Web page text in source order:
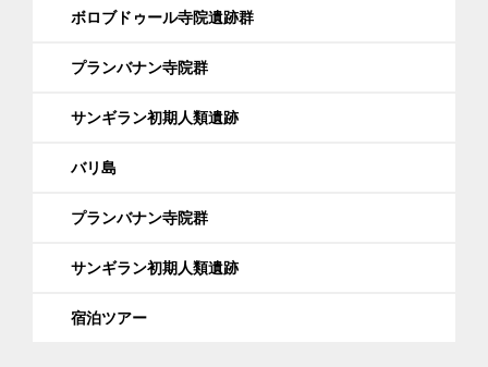
ボロブドゥール寺院遺跡群
プランバナン寺院群
サンギラン初期人類遺跡
バリ島
プランバナン寺院群
サンギラン初期人類遺跡
宿泊ツアー